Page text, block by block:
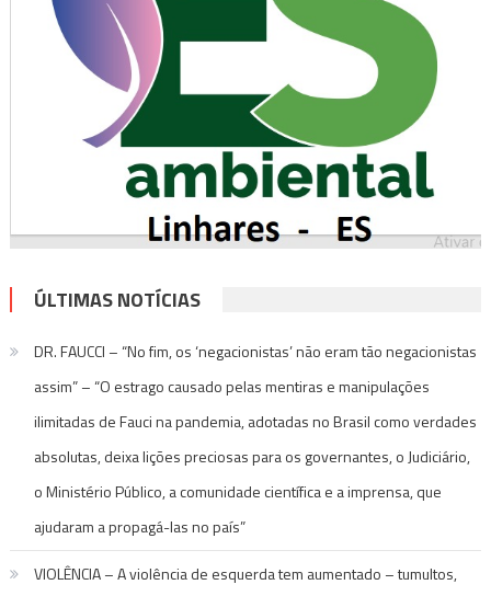
ÚLTIMAS NOTÍCIAS
DR. FAUCCI – “No fim, os ‘negacionistas’ não eram tão negacionistas
assim” – “O estrago causado pelas mentiras e manipulações
ilimitadas de Fauci na pandemia, adotadas no Brasil como verdades
absolutas, deixa lições preciosas para os governantes, o Judiciário,
o Ministério Público, a comunidade científica e a imprensa, que
ajudaram a propagá-las no país”
VIOLÊNCIA – A violência de esquerda tem aumentado – tumultos,